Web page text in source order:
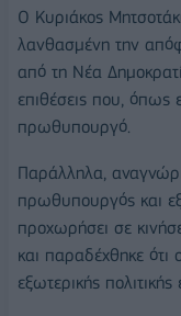
Ο Κυριάκος
λανθασμένη την
από τη Νέα
επιθέσεις που, όπως
πρωθυπουργό.
Παράλληλα,
πρωθυπουργός και
προχωρήσει σε
και παραδέχθηκε ότι
εξωτερικής πολιτικής